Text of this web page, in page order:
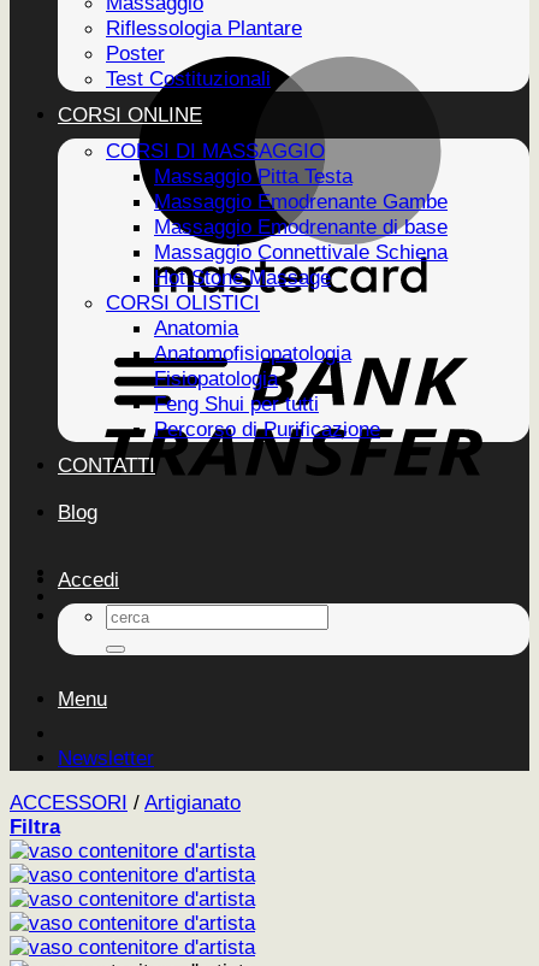
Riflessologia Plantare
Poster
Test Costituzionali
CORSI ONLINE
CORSI DI MASSAGGIO
Massaggio Pitta Testa
Massaggio Emodrenante Gambe
Massaggio Emodrenante di base
Massaggio Connettivale Schiena
Hot Stone Massage
CORSI OLISTICI
Anatomia
Anatomofisiopatologia
Fisiopatologia
Feng Shui per tutti
Percorso di Purificazione
CONTATTI
Blog
Accedi
Cerca:
Menu
Newsletter
ACCESSORI / Artigianato
Filtra